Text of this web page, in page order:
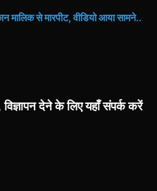
मालिक से मारपीट, वीडियो आया सामने..
देने के लिए यहाँ संपर्क करें